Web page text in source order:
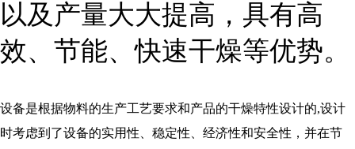
以及产量大大提高，具有高
效、节能、快速干燥等优势。
设备是根据物料的生产工艺要求和产品的干燥特性设计的,设计
时考虑到了设备的实用性、稳定性、经济性和安全性，并在节